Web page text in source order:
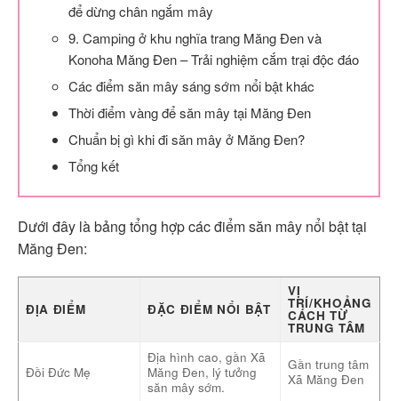
để dừng chân ngắm mây
9. Camping ở khu nghĩa trang Măng Đen và
Konoha Măng Đen – Trải nghiệm cắm trại độc đáo
Các điểm săn mây sáng sớm nổi bật khác
Thời điểm vàng để săn mây tại Măng Đen
Chuẩn bị gì khi đi săn mây ở Măng Đen?
Tổng kết
Dưới đây là bảng tổng hợp các điểm săn mây nổi bật tại
Măng Đen:
ĐỊA ĐIỂM ĐẶC ĐIỂM NỔI BẬT
VỊ
TRÍ/KHOẢNG
CÁCH TỪ
TRUNG TÂM
Đồi Đức Mẹ
Địa hình cao, gần Xã
Măng Đen, lý tưởng
săn mây sớm.
Gần trung tâm
Xã Măng Đen